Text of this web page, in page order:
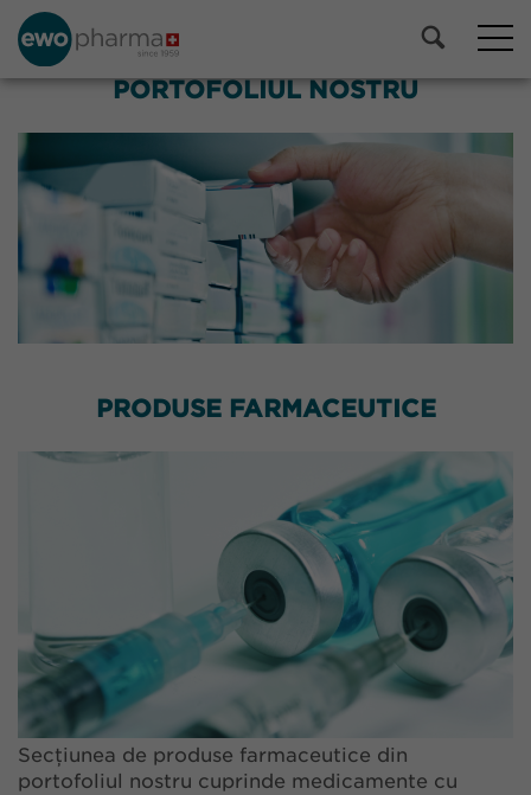
PORTOFOLIUL NOSTRU
PRODUSE FARMACEUTICE
Secțiunea de produse farmaceutice din
portofoliul nostru cuprinde medicamente cu